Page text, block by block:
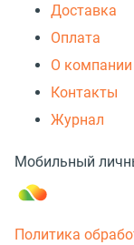
Доставка
Оплата
О компании
Контакты
Журнал
Мобильный
Политика